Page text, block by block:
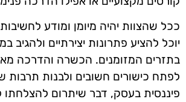
ככל שהצוות יהיה מיומן ומודע
יוכל להציע פתרונות יצירתיים ולהגיב
בתזרים המזומנים. הכשרה והדרכה
לפתח כישורים חשובים ולבנות תרבות
פיננסית בעסק, דבר שיתרום להצלחתו